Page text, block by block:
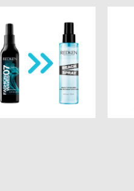
Спрей REDKEN Beach
spray (Fashon Waves 07)
125МЛ
3 700 pуб.